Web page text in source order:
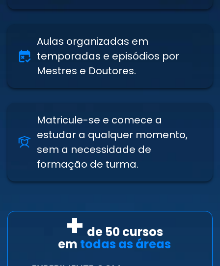
+de 50 cursos
em todas as áreas
Aulas organizadas em
temporadas e episódios por
Mestres e Doutores.
Matricule-se e comece a
estudar a qualquer momento,
sem a necessidade de
formação de turma.